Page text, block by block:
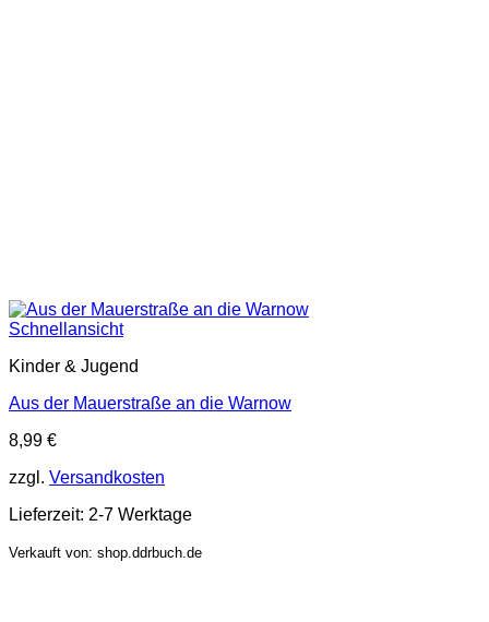
Schnellansicht
Kinder & Jugend
Aus der Mauerstraße an die Warnow
8,99 €
zzgl. Versandkosten
Lieferzeit: 2-7 Werktage
Verkauft von: shop.ddrbuch.de